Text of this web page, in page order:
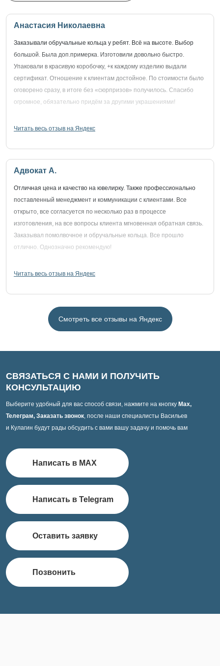
Анастасия Николаевна
Заказывали обручальные кольца у ребят. Всё на высоте. Выбор
большой. Была доп.примерка. Изготовили довольно быстро.
Упаковали в красивую коробочку, +к каждому изделию выдали
сертификат. Отношение к клиентам достойное. По стоимости было
оговорено сразу, в итоге без «сюрпризов» получилось. Спасибо
огромное, обязательно придём за другими украшениями!
Читать весь отзыв на Яндекс
Адвокат А.
Отличная цена и качество на ювелирку. Также профессионально
поставленный менеджмент и коммуникации с клиентами. Все
открыто, все согласуется по несколько раз в процессе
изготовления, на все вопросы клиента мгновенная обратная связь.
Заказывал помолвочное и обручальные кольца. Все прошло
отлично. Однозначно рекомендую!
Читать весь отзыв на Яндекс
Смотреть все отзывы на Яндекс
СВЯЗАТЬСЯ С НАМИ И ПОЛУЧИТЬ
КОНСУЛЬТАЦИЮ
Выберите удобный для вас способ связи, нажмите на кнопку Max,
Телеграм, Заказать звонок, после наши специалисты Васильев
и Кулагин будут рады обсудить с вами вашу задачу и помочь вам
Написать в MAX
Написать в Telegram
Оставить заявку
Позвонить